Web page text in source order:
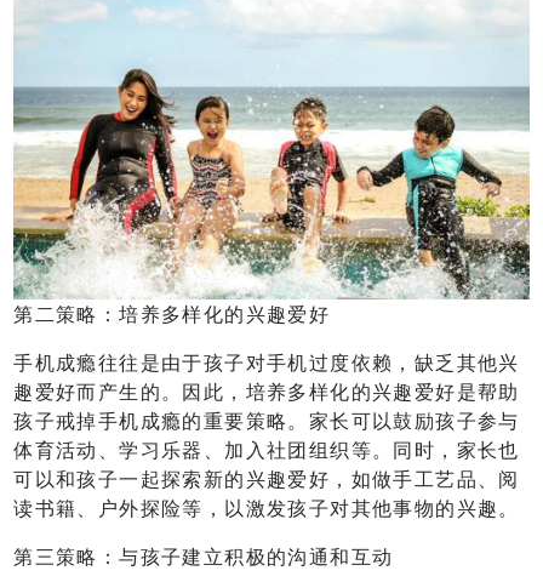
第二策略：培养多样化的兴趣爱好
手机成瘾往往是由于孩子对手机过度依赖，缺乏其他兴
趣爱好而产生的。因此，培养多样化的兴趣爱好是帮助
孩子戒掉手机成瘾的重要策略。家长可以鼓励孩子参与
体育活动、学习乐器、加入社团组织等。同时，家长也
可以和孩子一起探索新的兴趣爱好，如做手工艺品、阅
读书籍、户外探险等，以激发孩子对其他事物的兴趣。
第三策略：与孩子建立积极的沟通和互动